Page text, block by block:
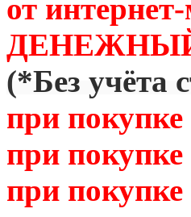
от
(*Без учёта
при покупке
при покупке
при